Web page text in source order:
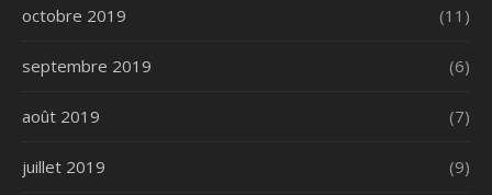
octobre 2019 (11)
septembre 2019 (6)
août 2019 (7)
juillet 2019 (9)